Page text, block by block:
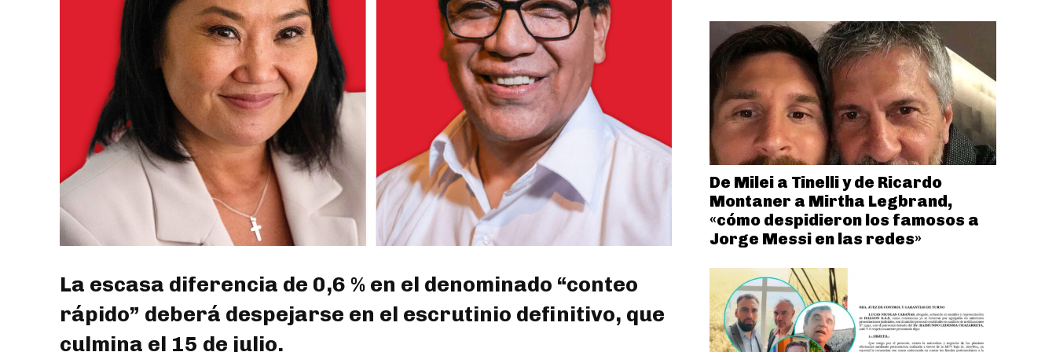
La escasa diferencia de 0,6 % en el denominado “conteo
rápido” deberá despejarse en el escrutinio definitivo, que
culmina el 15 de julio.
De Milei a Tinelli y de Ricardo
Montaner a Mirtha Legbrand,
«cómo despidieron los famosos a
Jorge Messi en las redes»